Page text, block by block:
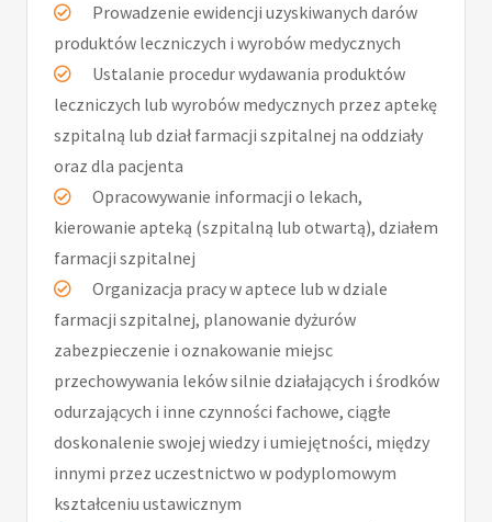
Prowadzenie ewidencji uzyskiwanych darów
produktów leczniczych i wyrobów medycznych
Ustalanie procedur wydawania produktów
leczniczych lub wyrobów medycznych przez aptekę
szpitalną lub dział farmacji szpitalnej na oddziały
oraz dla pacjenta
Opracowywanie informacji o lekach,
kierowanie apteką (szpitalną lub otwartą), działem
farmacji szpitalnej
Organizacja pracy w aptece lub w dziale
farmacji szpitalnej, planowanie dyżurów
zabezpieczenie i oznakowanie miejsc
przechowywania leków silnie działających i środków
odurzających i inne czynności fachowe, ciągłe
doskonalenie swojej wiedzy i umiejętności, między
innymi przez uczestnictwo w podyplomowym
kształceniu ustawicznym